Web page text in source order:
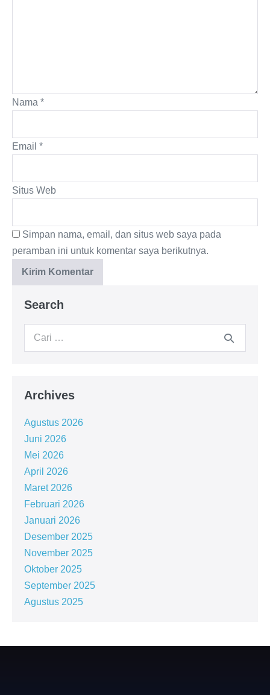
Nama *
Email *
Situs Web
Simpan nama, email, dan situs web saya pada
peramban ini untuk komentar saya berikutnya.
Search
Archives
Agustus 2026
Juni 2026
Mei 2026
April 2026
Maret 2026
Februari 2026
Januari 2026
Desember 2025
November 2025
Oktober 2025
September 2025
Agustus 2025